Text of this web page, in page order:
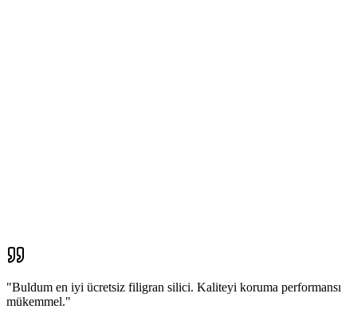
"Buldum en iyi ücretsiz filigran silici. Kaliteyi koruma performansı
mükemmel."